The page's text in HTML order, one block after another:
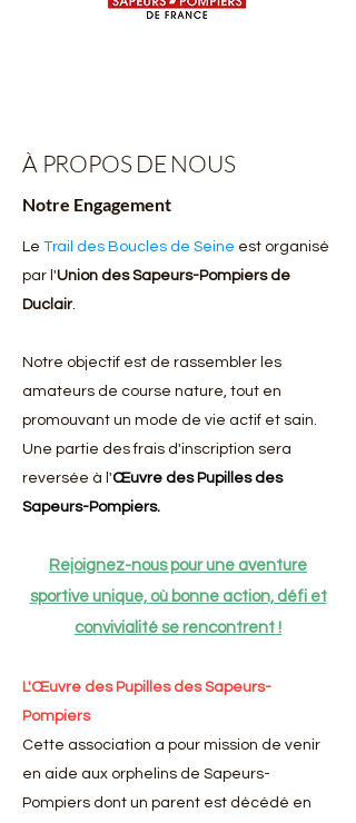
À PROPOS DE NOUS
Notre Engagement
Le Trail des Boucles de Seine est organisé
par l'Union des Sapeurs-Pompiers de
Duclair.
Notre objectif est de rassembler les
amateurs de course nature, tout en
promouvant un mode de vie actif et sain.
Une partie des frais d'inscription sera
reversée à l'Œuvre des Pupilles des
Sapeurs-Pompiers.
Rejoignez-nous pour une aventure
sportive unique, où bonne action, défi et
convivialité se rencontrent !
L'Œuvre des Pupilles des Sapeurs-
Pompiers
Cette association a pour mission de venir
en aide aux orphelins de Sapeurs-
Pompiers dont un parent est décédé en